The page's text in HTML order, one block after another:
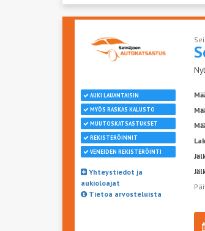
AUKI LAUANTAISIN
MYÖS RASKAS KALUSTO
MUUTOSKATSASTUKSET
REKISTERÖINNIT
VENEIDEN REKISTERÖINTI
Yhteystiedot ja
aukioloajat
Tietoa arvosteluista